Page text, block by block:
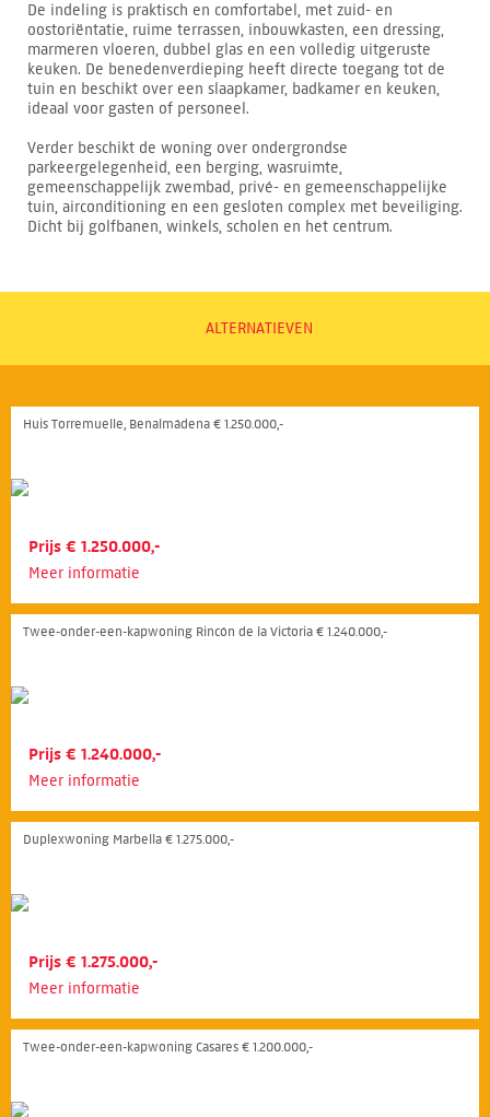
De indeling is praktisch en comfortabel, met zuid- en
oostoriëntatie, ruime terrassen, inbouwkasten, een dressing,
marmeren vloeren, dubbel glas en een volledig uitgeruste
keuken. De benedenverdieping heeft directe toegang tot de
tuin en beschikt over een slaapkamer, badkamer en keuken,
ideaal voor gasten of personeel.
Verder beschikt de woning over ondergrondse
parkeergelegenheid, een berging, wasruimte,
gemeenschappelijk zwembad, privé- en gemeenschappelijke
tuin, airconditioning en een gesloten complex met beveiliging.
Dicht bij golfbanen, winkels, scholen en het centrum.
ALTERNATIEVEN
Huis Torremuelle, Benalmádena € 1.250.000,-
Prijs € 1.250.000,-
Meer informatie
Twee-onder-een-kapwoning Rincón de la Victoria € 1.240.000,-
Prijs € 1.240.000,-
Meer informatie
Duplexwoning Marbella € 1.275.000,-
Prijs € 1.275.000,-
Meer informatie
Twee-onder-een-kapwoning Casares € 1.200.000,-